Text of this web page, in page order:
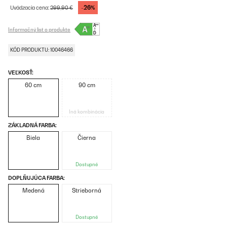
Uvádzacia cena:299,90 € -26%
Informačný list o produkte
KÓD PRODUKTU: 10046466
VEĽKOSŤ:
60 cm 90 cm
Iná kombinácia
ZÁKLADNÁ FARBA:
Biela Čierna
Dostupné
DOPLŇUJÚCA FARBA:
Medená Strieborná
Dostupné